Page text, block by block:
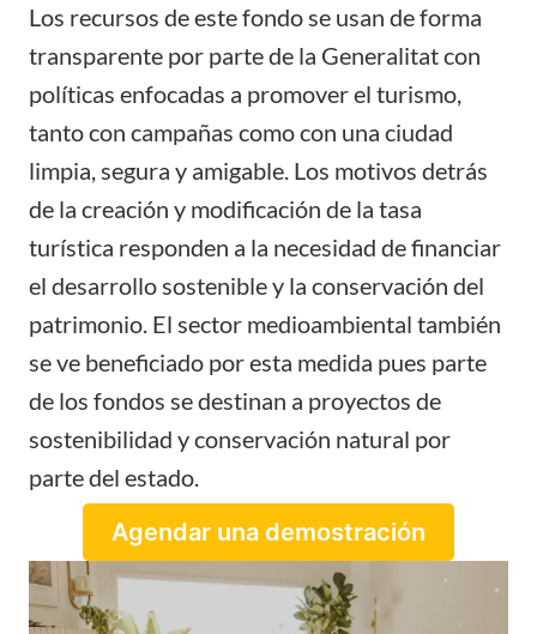
Los recursos de este fondo se usan de forma
transparente por parte de la Generalitat con
políticas enfocadas a promover el turismo,
tanto con campañas como con una ciudad
limpia, segura y amigable. Los motivos detrás
de la creación y modificación de la tasa
turística responden a la necesidad de financiar
el desarrollo sostenible y la conservación del
patrimonio. El sector medioambiental también
se ve beneficiado por esta medida pues parte
de los fondos se destinan a proyectos de
sostenibilidad y conservación natural por
parte del estado.
Agendar una demostración